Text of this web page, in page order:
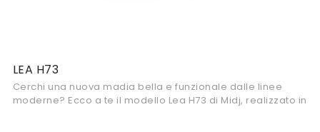
LEA H73
Cerchi una nuova madia bella e funzionale dalle linee
moderne? Ecco a te il modello Lea H73 di Midj, realizzato in